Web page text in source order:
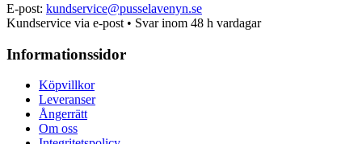
E-post: kundservice@pusselavenyn.se
Kundservice via e-post • Svar inom 48 h vardagar
Informationssidor
Köpvillkor
Leveranser
Ångerrätt
Om oss